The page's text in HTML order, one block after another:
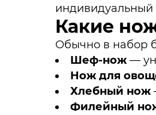
индивидуальный
Какие
Обычно в набор
Шеф-нож —
Нож для
Хлебный нож
Филейный